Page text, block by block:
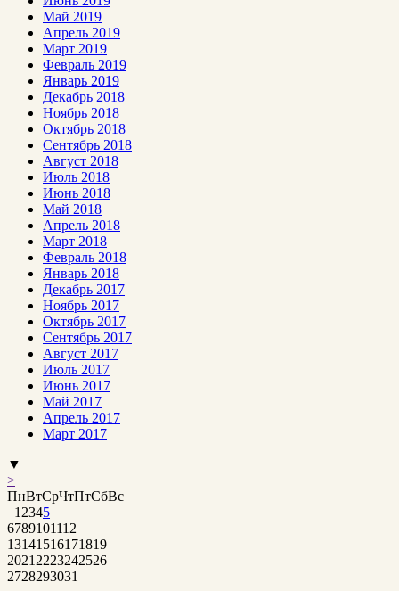
Май 2019
Апрель 2019
Март 2019
Февраль 2019
Январь 2019
Декабрь 2018
Ноябрь 2018
Октябрь 2018
Сентябрь 2018
Август 2018
Июль 2018
Июнь 2018
Май 2018
Апрель 2018
Март 2018
Февраль 2018
Январь 2018
Декабрь 2017
Ноябрь 2017
Октябрь 2017
Сентябрь 2017
Август 2017
Июль 2017
Июнь 2017
Май 2017
Апрель 2017
Март 2017
▼
>
ПнВтСрЧтПтСбВс
1 2345
6789101112
13141516171819
2021 2223242526
2728293031